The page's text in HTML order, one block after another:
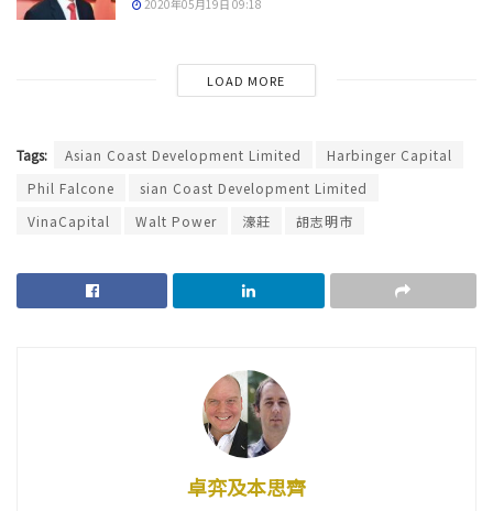
2020年05月19日 09:18
LOAD MORE
Tags: Asian Coast Development Limited
Harbinger Capital
Phil Falcone
sian Coast Development Limited
VinaCapital
Walt Power 濠莊 胡志明市
卓弈及本思齊